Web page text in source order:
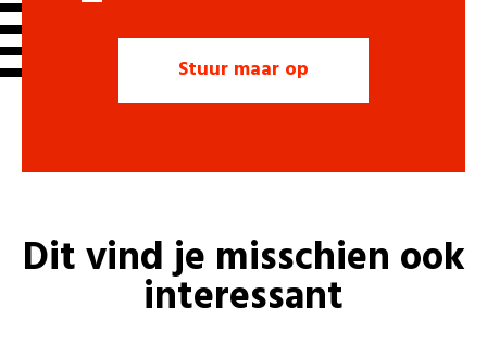
Dit vind je misschien ook
interessant